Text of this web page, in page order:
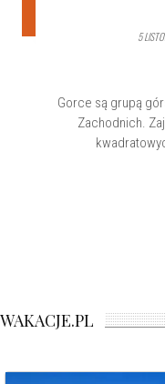
5
Gorce są grupą
Zachodnich.
WAKACJE.PL